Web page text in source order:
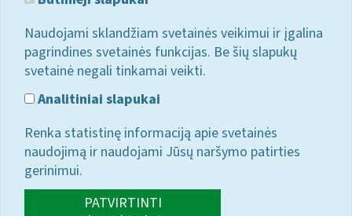
Naudojami sklandžiam svetainės veikimui ir įgalina
pagrindines svetainės funkcijas. Be šių slapukų
svetainė negali tinkamai veikti.
Analitiniai slapukai
Renka statistinę informaciją apie svetainės
naudojimą ir naudojami Jūsų naršymo patirties
gerinimui.
PATVIRTINTI